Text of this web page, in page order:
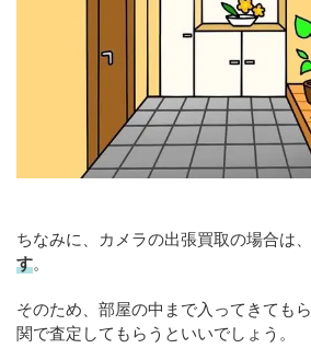
ちなみに、カメラの出張買取の場合は、
す。
そのため、部屋の中まで入ってきても
関で査定してもらうといいでしょう。